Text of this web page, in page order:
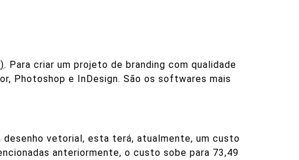
). Para criar um projeto de branding com qualidade
Photoshop e InDesign. São os softwares mais
vetorial, esta terá, atualmente, um custo
anteriormente, o custo sobe para 73,49